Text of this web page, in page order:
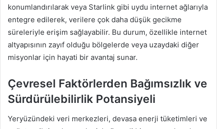
konumlandırılarak veya Starlink gibi uydu internet ağlarıyla
entegre edilerek, verilere çok daha düşük gecikme
süreleriyle erişim sağlayabilir. Bu durum, özellikle internet
altyapısının zayıf olduğu bölgelerde veya uzaydaki diğer
misyonlar için hayati bir avantaj sunar.
Çevresel Faktörlerden Bağımsızlık ve
Sürdürülebilirlik Potansiyeli
Yeryüzündeki veri merkezleri, devasa enerji tüketimleri ve